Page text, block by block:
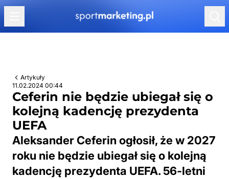
Przejdź do treści
Artykuły
11.02.2024 00:44
Ceferin nie będzie ubiegał się o
kolejną kadencję prezydenta
UEFA
Aleksander Ceferin ogłosił, że w 2027
roku nie będzie ubiegał się o kolejną
kadencję prezydenta UEFA. 56-letni